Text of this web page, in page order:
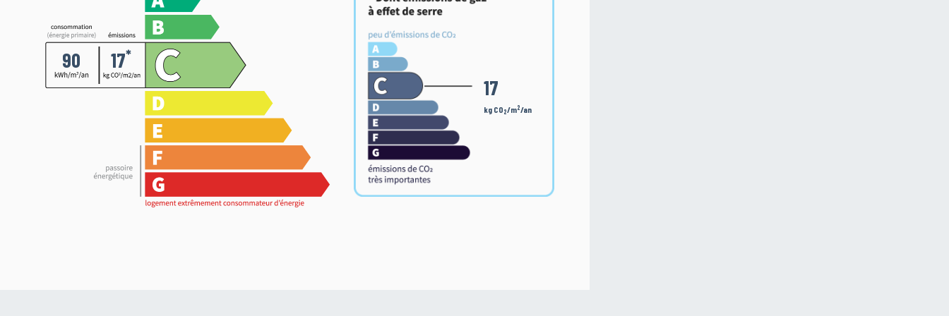
90 17*
17
kg CO2/m2/an